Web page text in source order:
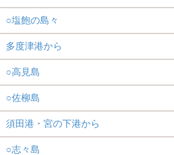
○塩飽の島々
多度津港から
○高見島
○佐柳島
須田港・宮の下港から
○志々島